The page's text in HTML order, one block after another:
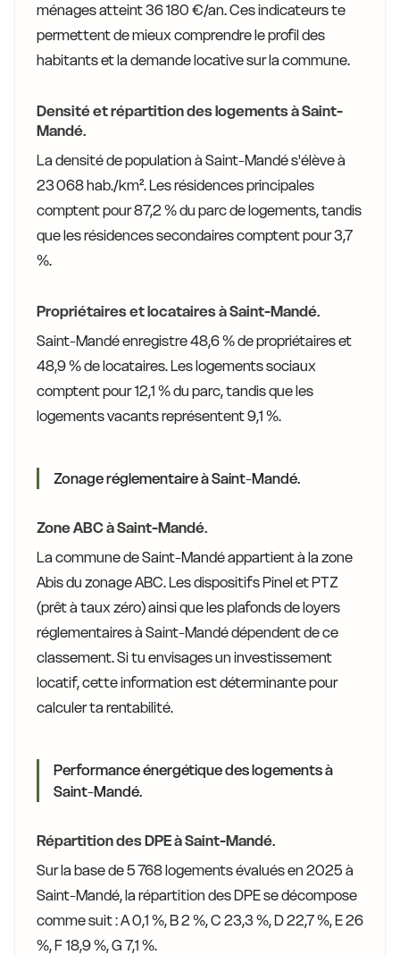
ménages atteint 36 180 €/an. Ces indicateurs te
permettent de mieux comprendre le profil des
habitants et la demande locative sur la commune.
Densité et répartition des logements à Saint-
Mandé.
La densité de population à Saint-Mandé s'élève à
23 068 hab./km². Les résidences principales
comptent pour 87,2 % du parc de logements, tandis
que les résidences secondaires comptent pour 3,7
%.
Propriétaires et locataires à Saint-Mandé.
Saint-Mandé enregistre 48,6 % de propriétaires et
48,9 % de locataires. Les logements sociaux
comptent pour 12,1 % du parc, tandis que les
logements vacants représentent 9,1 %.
Zonage réglementaire à Saint-Mandé.
Zone ABC à Saint-Mandé.
La commune de Saint-Mandé appartient à la zone
Abis du zonage ABC. Les dispositifs Pinel et PTZ
(prêt à taux zéro) ainsi que les plafonds de loyers
réglementaires à Saint-Mandé dépendent de ce
classement. Si tu envisages un investissement
locatif, cette information est déterminante pour
calculer ta rentabilité.
Performance énergétique des logements à
Saint-Mandé.
Répartition des DPE à Saint-Mandé.
Sur la base de 5 768 logements évalués en 2025 à
Saint-Mandé, la répartition des DPE se décompose
comme suit : A 0,1 %, B 2 %, C 23,3 %, D 22,7 %, E 26
%, F 18,9 %, G 7,1 %.